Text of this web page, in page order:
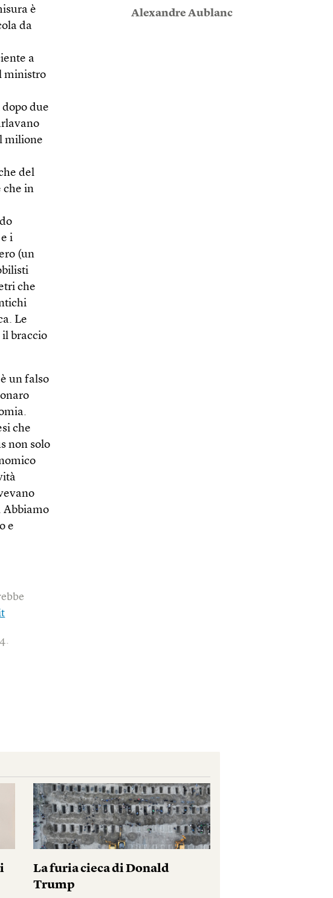
è
da
a
ministro
due
milione
del
che in
i
(un
che
Le
braccio
un falso
che
non solo
Abbiamo
e
Alexandre Aublanc
La furia cieca di Donald
Trump